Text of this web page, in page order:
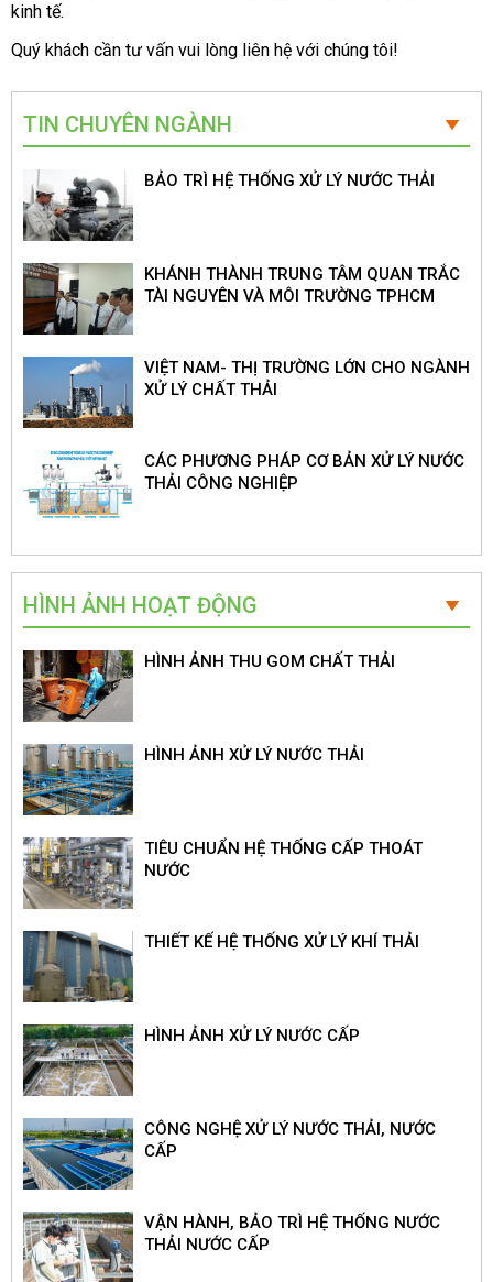
kinh tế.
Quý khách cần tư vấn vui lòng liên hệ với chúng tôi!
TIN CHUYÊN NGÀNH
BẢO TRÌ HỆ THỐNG XỬ LÝ NƯỚC THẢI
KHÁNH THÀNH TRUNG TÂM QUAN TRẮC
TÀI NGUYÊN VÀ MÔI TRƯỜNG TPHCM
VIỆT NAM- THỊ TRƯỜNG LỚN CHO NGÀNH
XỬ LÝ CHẤT THẢI
CÁC PHƯƠNG PHÁP CƠ BẢN XỬ LÝ NƯỚC
THẢI CÔNG NGHIỆP
HÌNH ẢNH HOẠT ĐỘNG
HÌNH ẢNH THU GOM CHẤT THẢI
HÌNH ẢNH XỬ LÝ NƯỚC THẢI
TIÊU CHUẨN HỆ THỐNG CẤP THOÁT
NƯỚC
THIẾT KẾ HỆ THỐNG XỬ LÝ KHÍ THẢI
HÌNH ẢNH XỬ LÝ NƯỚC CẤP
CÔNG NGHỆ XỬ LÝ NƯỚC THẢI, NƯỚC
CẤP
VẬN HÀNH, BẢO TRÌ HỆ THỐNG NƯỚC
THẢI NƯỚC CẤP